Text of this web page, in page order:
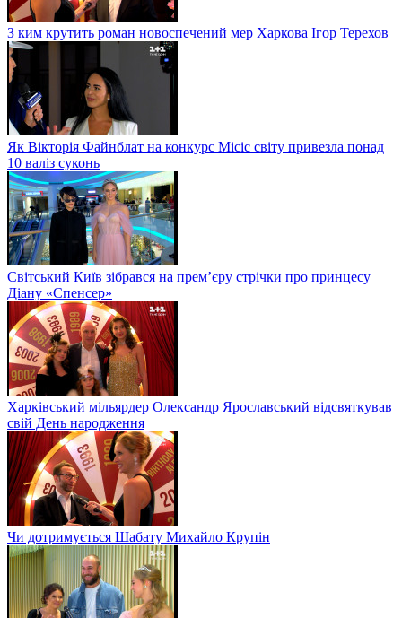
З ким крутить роман новоспечений мер Харкова Ігор Терехов
Як Вікторія Файнблат на конкурс Місіс світу привезла понад
10 валіз суконь
Світський Київ зібрався на прем’єру стрічки про принцесу
Діану «Спенсер»
Харківський мільярдер Олександр Ярославський відсвяткував
свій День народження
Чи дотримується Шабату Михайло Крупін